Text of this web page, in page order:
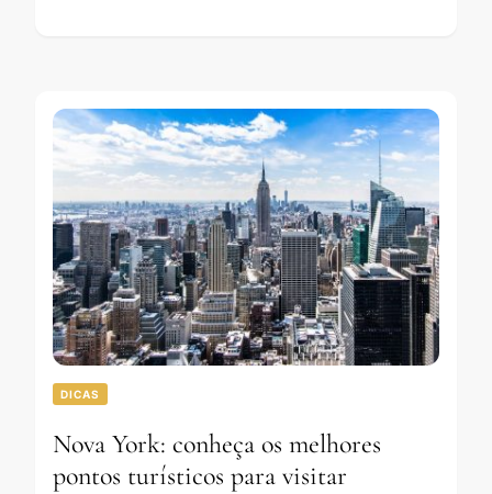
DICAS
Nova York: conheça os melhores
pontos turísticos para visitar